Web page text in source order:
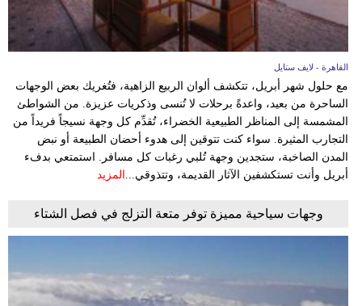
القاهرة - لايف ستايل
مع حلول شهر أبريل، تتكشف ألوان الربيع الزاهية، فتُغريك بعض الوجهات
الساحرة من بعيد، واعدةً برحلات لا تُنسى وذكريات عزيزة. من الشواطئ
المشمسة إلى المناظر الطبيعية الخضراء، تُقدِّم كل وجهة نسيجاً فريداً من
التجارب المثيرة. سواء كنت تتوقين إلى هدوء أحضان الطبيعة أو نبض
المدن الصاخبة، ستجدين وجهة تُلبي رغبات كل مسافر. استمتعي بدفء
أبريل وأنت تستكشفين الآثار القديمة، وتتذوقي...
المزيد
وجهات سياحية مميزة توفر متعة التزلج في فصل الشتاء